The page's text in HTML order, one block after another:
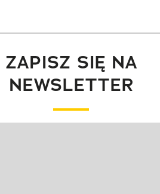
ZAPISZ SIĘ NA
NEWSLETTER